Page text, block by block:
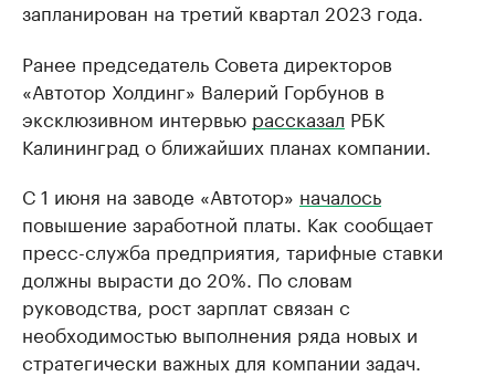
запланирован на третий квартал 2023 года.
Ранее председатель Совета директоров
«Автотор Холдинг» Валерий Горбунов в
эксклюзивном интервью рассказал РБК
Калининград о ближайших планах компании.
С 1 июня на заводе «Автотор» началось
повышение заработной платы. Как сообщает
пресс-служба предприятия, тарифные ставки
должны вырасти до 20%. По словам
руководства, рост зарплат связан с
необходимостью выполнения ряда новых и
стратегически важных для компании задач.